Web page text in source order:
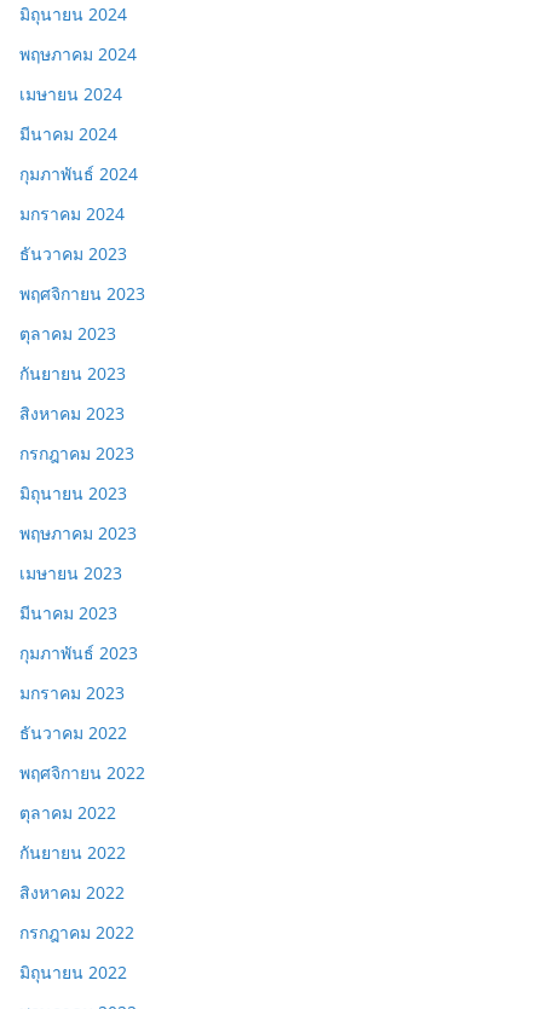
มิถุนายน 2024
พฤษภาคม 2024
เมษายน 2024
มีนาคม 2024
กุมภาพันธ์ 2024
มกราคม 2024
ธันวาคม 2023
พฤศจิกายน 2023
ตุลาคม 2023
กันยายน 2023
สิงหาคม 2023
กรกฎาคม 2023
มิถุนายน 2023
พฤษภาคม 2023
เมษายน 2023
มีนาคม 2023
กุมภาพันธ์ 2023
มกราคม 2023
ธันวาคม 2022
พฤศจิกายน 2022
ตุลาคม 2022
กันยายน 2022
สิงหาคม 2022
กรกฎาคม 2022
มิถุนายน 2022